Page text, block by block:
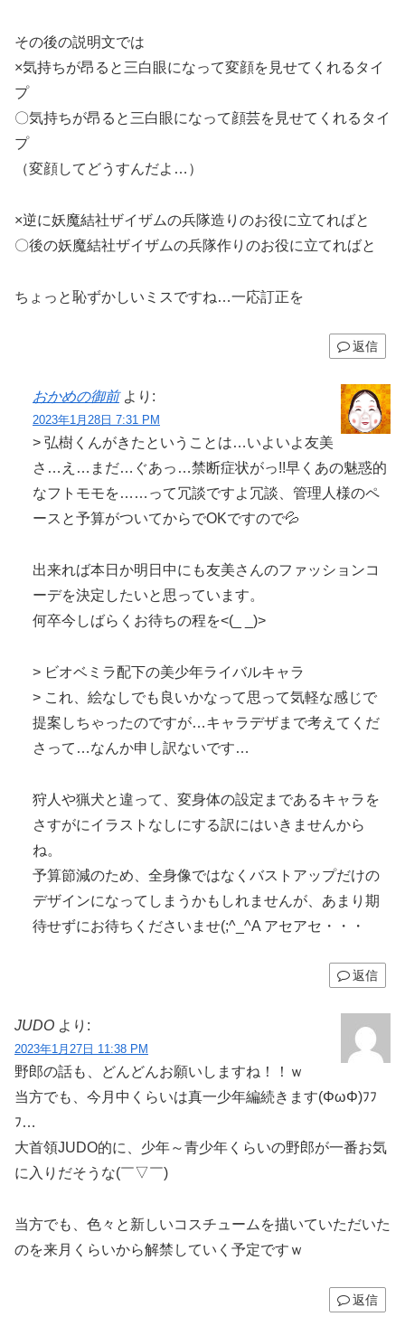
その後の説明文では
×気持ちが昂ると三白眼になって変顔を見せてくれるタイ
プ
〇気持ちが昂ると三白眼になって顔芸を見せてくれるタイ
プ
（変顔してどうすんだよ…）
×逆に妖魔結社ザイザムの兵隊造りのお役に立てればと
〇後の妖魔結社ザイザムの兵隊作りのお役に立てればと
ちょっと恥ずかしいミスですね…一応訂正を
返信
おかめの御前 より:
2023年1月28日 7:31 PM
> 弘樹くんがきたということは…いよいよ友美
さ…え…まだ…ぐあっ…禁断症状がっ!!早くあの魅惑的
なフトモモを……って冗談ですよ冗談、管理人様のペ
ースと予算がついてからでOKですので💦
出来れば本日か明日中にも友美さんのファッションコ
ーデを決定したいと思っています。
何卒今しばらくお待ちの程を<(_ _)>
> ビオベミラ配下の美少年ライバルキャラ
> これ、絵なしでも良いかなって思って気軽な感じで
提案しちゃったのですが…キャラデザまで考えてくだ
さって…なんか申し訳ないです…
狩人や猟犬と違って、変身体の設定まであるキャラを
さすがにイラストなしにする訳にはいきませんから
ね。
予算節減のため、全身像ではなくバストアップだけの
デザインになってしまうかもしれませんが、あまり期
待せずにお待ちくださいませ(;^_^A アセアセ・・・
返信
JUDO より:
2023年1月27日 11:38 PM
野郎の話も、どんどんお願いしますね！！ｗ
当方でも、今月中くらいは真一少年編続きます(ΦωΦ)ﾌﾌ
ﾌ…
大首領JUDO的に、少年～青少年くらいの野郎が一番お気
に入りだそうな(￣▽￣)
当方でも、色々と新しいコスチュームを描いていただいた
のを来月くらいから解禁していく予定ですｗ
返信